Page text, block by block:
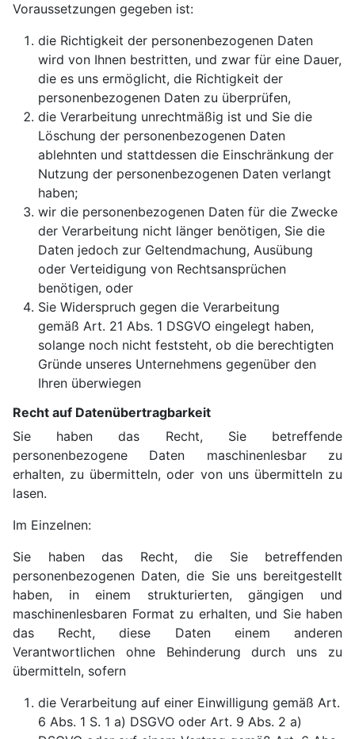
Voraussetzungen gegeben ist:
die Richtigkeit der personenbezogenen Daten
wird von Ihnen bestritten, und zwar für eine Dauer,
die es uns ermöglicht, die Richtigkeit der
personenbezogenen Daten zu überprüfen,
die Verarbeitung unrechtmäßig ist und Sie die
Löschung der personenbezogenen Daten
ablehnten und stattdessen die Einschränkung der
Nutzung der personenbezogenen Daten verlangt
haben;
wir die personenbezogenen Daten für die Zwecke
der Verarbeitung nicht länger benötigen, Sie die
Daten jedoch zur Geltendmachung, Ausübung
oder Verteidigung von Rechtsansprüchen
benötigen, oder
Sie Widerspruch gegen die Verarbeitung
gemäß Art. 21 Abs. 1 DSGVO eingelegt haben,
solange noch nicht feststeht, ob die berechtigten
Gründe unseres Unternehmens gegenüber den
Ihren überwiegen
Recht auf Datenübertragbarkeit
Sie haben das Recht, Sie betreffende
personenbezogene Daten maschinenlesbar zu
erhalten, zu übermitteln, oder von uns übermitteln zu
lasen.
Im Einzelnen:
Sie haben das Recht, die Sie betreffenden
personenbezogenen Daten, die Sie uns bereitgestellt
haben, in einem strukturierten, gängigen und
maschinenlesbaren Format zu erhalten, und Sie haben
das Recht, diese Daten einem anderen
Verantwortlichen ohne Behinderung durch uns zu
übermitteln, sofern
die Verarbeitung auf einer Einwilligung gemäß Art.
6 Abs. 1 S. 1 a) DSGVO oder Art. 9 Abs. 2 a)